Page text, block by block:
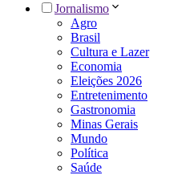
Jornalismo
Agro
Brasil
Cultura e Lazer
Economia
Eleições 2026
Entretenimento
Gastronomia
Minas Gerais
Mundo
Política
Saúde